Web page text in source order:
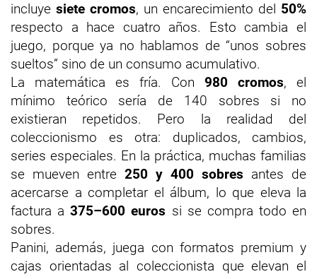
incluye siete cromos, un encarecimiento del 50%
respecto a hace cuatro años. Esto cambia el
juego, porque ya no hablamos de “unos sobres
sueltos” sino de un consumo acumulativo.
La matemática es fría. Con 980 cromos, el
mínimo teórico sería de 140 sobres si no
existieran repetidos. Pero la realidad del
coleccionismo es otra: duplicados, cambios,
series especiales. En la práctica, muchas familias
se mueven entre 250 y 400 sobres antes de
acercarse a completar el álbum, lo que eleva la
factura a375–600 euros si se compra todo en
sobres.
Panini, además, juega con formatos premium y
cajas orientadas al coleccionista que elevan el